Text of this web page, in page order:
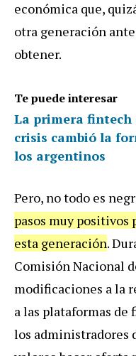
económica que,
otra generación
obtener.
Te puede interesar
La primera fintech
crisis cambió la
los argentinos
Pero, no todo es
pasos muy positivos
esta generación.
Comisión Nacional
modificaciones a la
a las plataformas
los administradores